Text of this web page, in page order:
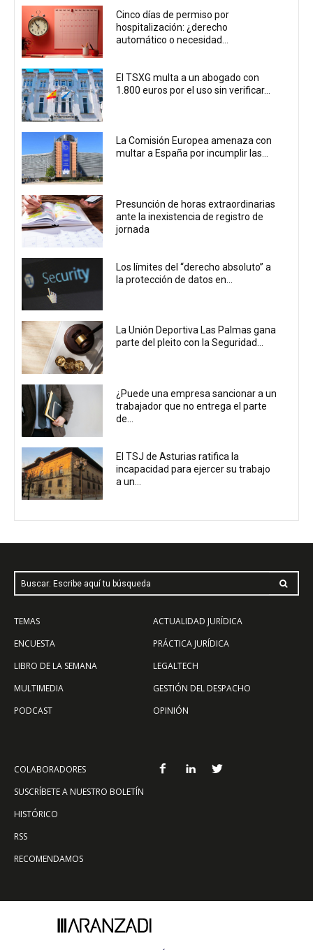
Cinco días de permiso por
hospitalización: ¿derecho
automático o necesidad...
El TSXG multa a un abogado con
1.800 euros por el uso sin verificar...
La Comisión Europea amenaza con
multar a España por incumplir las...
Presunción de horas extraordinarias
ante la inexistencia de registro de
jornada
Los límites del “derecho absoluto” a
la protección de datos en...
La Unión Deportiva Las Palmas gana
parte del pleito con la Seguridad...
¿Puede una empresa sancionar a un
trabajador que no entrega el parte
de...
El TSJ de Asturias ratifica la
incapacidad para ejercer su trabajo
a un...
Buscar: Escribe aquí tu búsqueda
TEMAS
ENCUESTA
LIBRO DE LA SEMANA
MULTIMEDIA
PODCAST
ACTUALIDAD JURÍDICA
PRÁCTICA JURÍDICA
LEGALTECH
GESTIÓN DEL DESPACHO
OPINIÓN
COLABORADORES
SUSCRÍBETE A NUESTRO BOLETÍN
HISTÓRICO
RSS
RECOMENDAMOS